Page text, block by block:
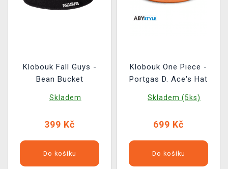
Klobouk Fall Guys -
Bean Bucket
Skladem
399 Kč
Do košíku
Klobouk One Piece -
Portgas D. Ace's Hat
Skladem (5ks)
699 Kč
Do košíku